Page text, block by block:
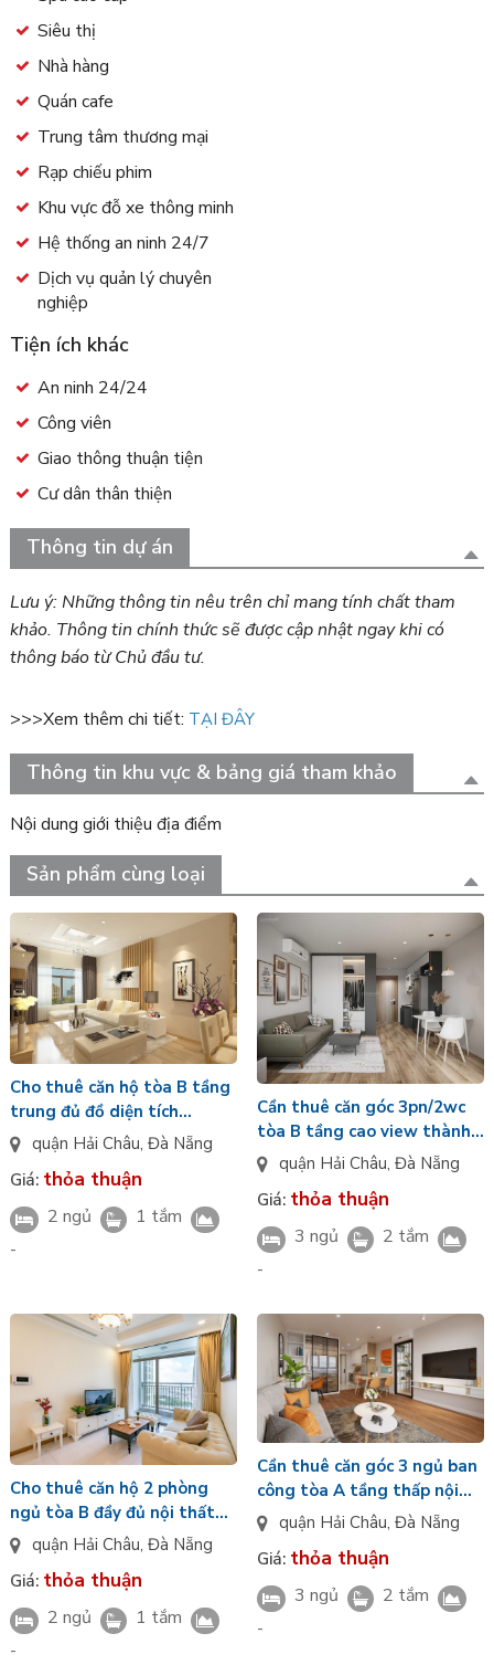
Siêu thị
Nhà hàng
Quán cafe
Trung tâm thương mại
Rạp chiếu phim
Khu vực đỗ xe thông minh
Hệ thống an ninh 24/7
Dịch vụ quản lý chuyên
nghiệp
Tiện ích khác
An ninh 24/24
Công viên
Giao thông thuận tiện
Cư dân thân thiện
Thông tin dự án
Lưu ý: Những thông tin nêu trên chỉ mang tính chất tham
khảo. Thông tin chính thức sẽ được cập nhật ngay khi có
thông báo từ Chủ đầu tư.
>>>Xem thêm chi tiết: TẠI ĐÂY
Thông tin khu vực & bảng giá tham khảo
Nội dung giới thiệu địa điểm
Sản phẩm cùng loại
Cho thuê căn hộ tòa B tầng
trung đủ đồ diện tích
68.7m2/2PN view nội khu
quận Hải Châu, Đà Nẵng
Giá: thỏa thuận
2 ngủ
1 tắm
-
Cần thuê căn góc 3pn/2wc
tòa B tầng cao view thành
phố nội thất đầy đủ Masteri
Rivera Đà Nẵng
quận Hải Châu, Đà Nẵng
Giá: thỏa thuận
3 ngủ
2 tắm
-
Cho thuê căn hộ 2 phòng
ngủ tòa B đầy đủ nội thất
tầng trung view nội khu
quận Hải Châu, Đà Nẵng
Giá: thỏa thuận
2 ngủ
1 tắm
-
Cần thuê căn góc 3 ngủ ban
công tòa A tầng thấp nội
thất đầy đủ Masterise
Rivera Đà Nẵng
quận Hải Châu, Đà Nẵng
Giá: thỏa thuận
3 ngủ
2 tắm
-